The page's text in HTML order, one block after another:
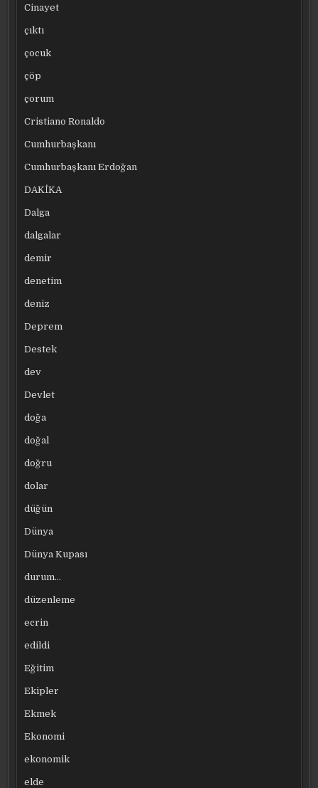
Cinayet
çıktı
çocuk
çöp
çorum
Cristiano Ronaldo
Cumhurbaşkanı
Cumhurbaşkanı Erdoğan
DAKİKA
Dalga
dalgalar
demir
denetim
deniz
Deprem
Destek
dev
Devlet
doğa
doğal
doğru
dolar
düğün
Dünya
Dünya Kupası
durum…
düzenleme
ecrin
edildi
Eğitim
Ekipler
Ekmek
Ekonomi
ekonomik
elde